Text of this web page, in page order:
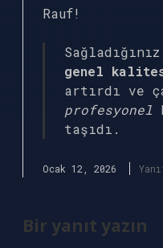
Rauf!
genel
artırdı ve
profesyonel
taşıdı.
Ocak 12, 2026
Bir yanıt yazın